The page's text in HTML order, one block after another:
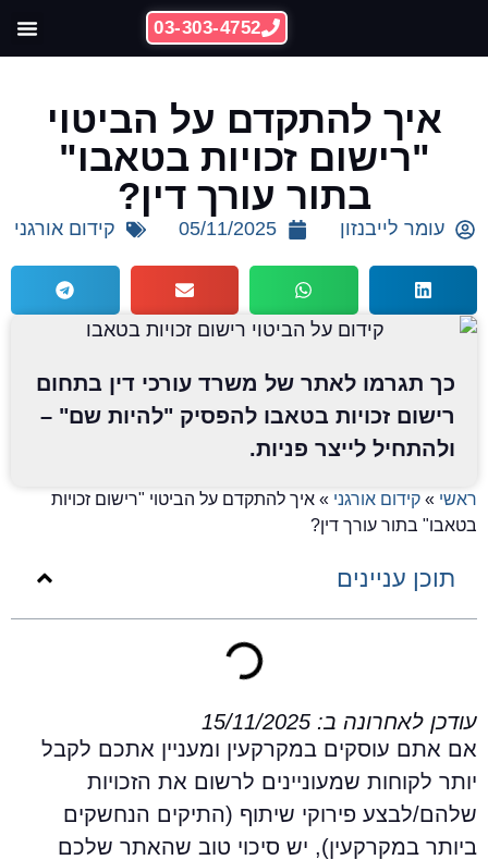
03-303-4752
איך להתקדם על הביטוי
"רישום זכויות בטאבו"
בתור עורך דין?
עומר לייבנזון 05/11/2025 קידום אורגני
כך תגרמו לאתר של משרד עורכי דין בתחום
רישום זכויות בטאבו להפסיק "להיות שם" –
ולהתחיל לייצר פניות.
ראשי»קידום אורגני»איך להתקדם על הביטוי "רישום זכויות
בטאבו" בתור עורך דין?
תוכן עניינים
עודכן לאחרונה ב: 15/11/2025
אם אתם עוסקים במקרקעין ומעניין אתכם לקבל
יותר לקוחות שמעוניינים לרשום את הזכויות
שלהם/לבצע פירוקי שיתוף (התיקים הנחשקים
ביותר במקרקעין), יש סיכוי טוב שהאתר שלכם